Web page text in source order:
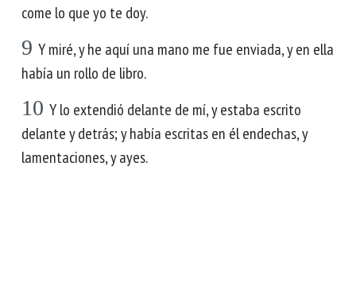
come lo que yo te doy.
9 Y miré, y he aquí una mano me fue enviada, y en ella
había un rollo de libro.
10 Y lo extendió delante de mí, y estaba escrito
delante y detrás; y había escritas en él endechas, y
lamentaciones, y ayes.